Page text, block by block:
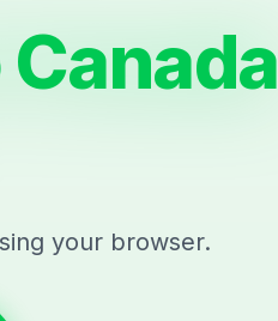
your browser.